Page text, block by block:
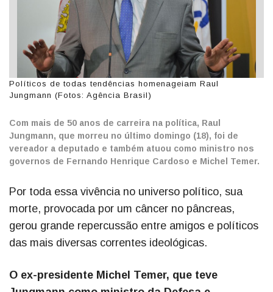
Políticos de todas tendências homenageiam Raul
Jungmann (Fotos: Agência Brasil)
Com mais de 50 anos de carreira na política, Raul
Jungmann, que morreu no último domingo (18), foi de
vereador a deputado e também atuou como ministro nos
governos de Fernando Henrique Cardoso e Michel Temer.
Por toda essa vivência no universo político, sua
morte, provocada por um câncer no pâncreas,
gerou grande repercussão entre amigos e políticos
das mais diversas correntes ideológicas.
O ex-presidente Michel Temer, que teve